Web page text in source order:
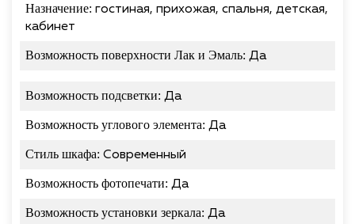
Назначение: гостиная, прихожая, спальня, детская,
кабинет
Возможность поверхности Лак и Эмаль: Да
Возможность подсветки: Да
Возможность углового элемента: Да
Стиль шкафа: Современный
Возможность фотопечати: Да
Возможность установки зеркала: Да